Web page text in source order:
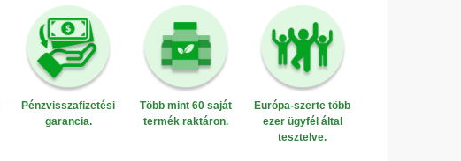
Pénzvisszafizetési
garancia.
Több mint 60 saját
termék raktáron.
Európa-szerte több
ezer ügyfél által
tesztelve.